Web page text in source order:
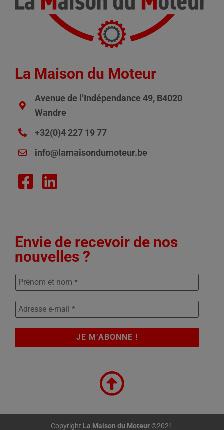
La Maison du Moteur
Avenue de l’Indépendance 49, B4020
Wandre
+32(0)4 227 19 77
info@lamaisondumoteur.be
Envie de recevoir de nos
nouvelles ?
Copyright La Maison du Moteur©2021